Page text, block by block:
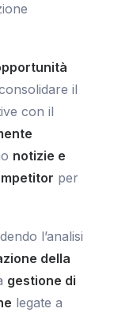
il
con il
notizie e
per
l’analisi
della
gestione di
legate a